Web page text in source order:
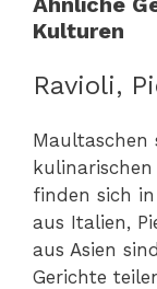
Kulturen
Ravioli,
kulinarischen
finden sich
aus Italien,
aus Asien
Gerichte